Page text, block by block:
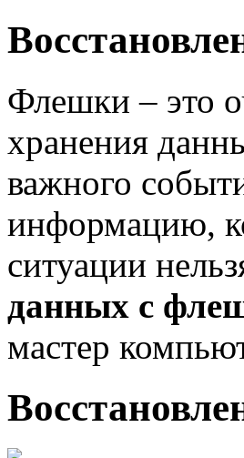
Флешки – это
хранения
важного
информацию,
ситуации
данных с
мастер